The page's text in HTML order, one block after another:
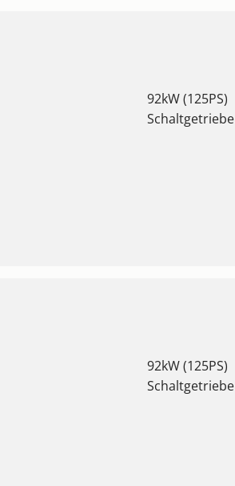
92kW (125PS)
Schaltgetriebe
92kW (125PS)
Schaltgetriebe